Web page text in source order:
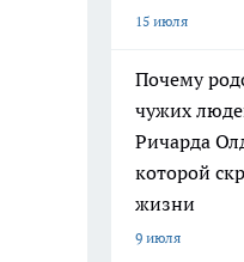
15 июля
Почему
чужих
Ричарда
которой
жизни
9 июля